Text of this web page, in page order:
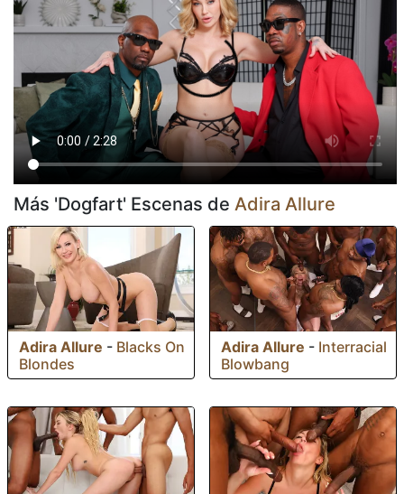
Más 'Dogfart' Escenas de Adira Allure
Adira Allure - Blacks On
Blondes
Adira Allure - Interracial
Blowbang